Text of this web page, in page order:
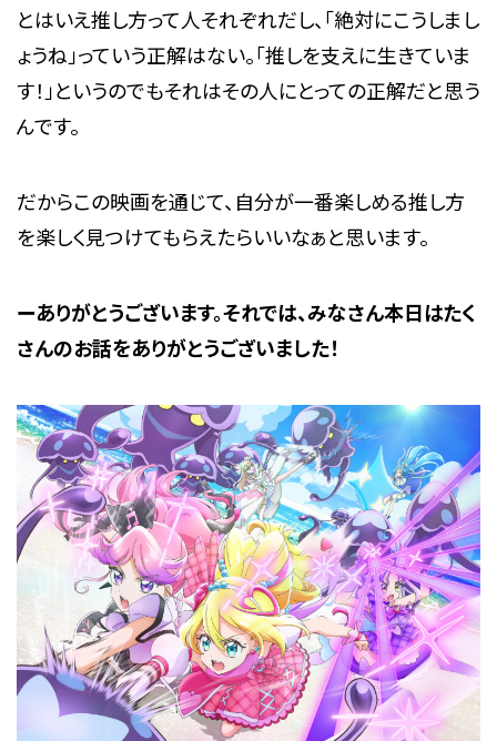
とはいえ推し方って人それぞれだし、「絶対にこうしまし
ょうね」っていう正解はない。「推しを支えに生きていま
す！」というのでもそれはその人にとっての正解だと思う
んです。
だからこの映画を通じて、自分が一番楽しめる推し方
を楽しく見つけてもらえたらいいなぁと思います。
ーありがとうございます。それでは、みなさん本日はたく
さんのお話をありがとうございました！